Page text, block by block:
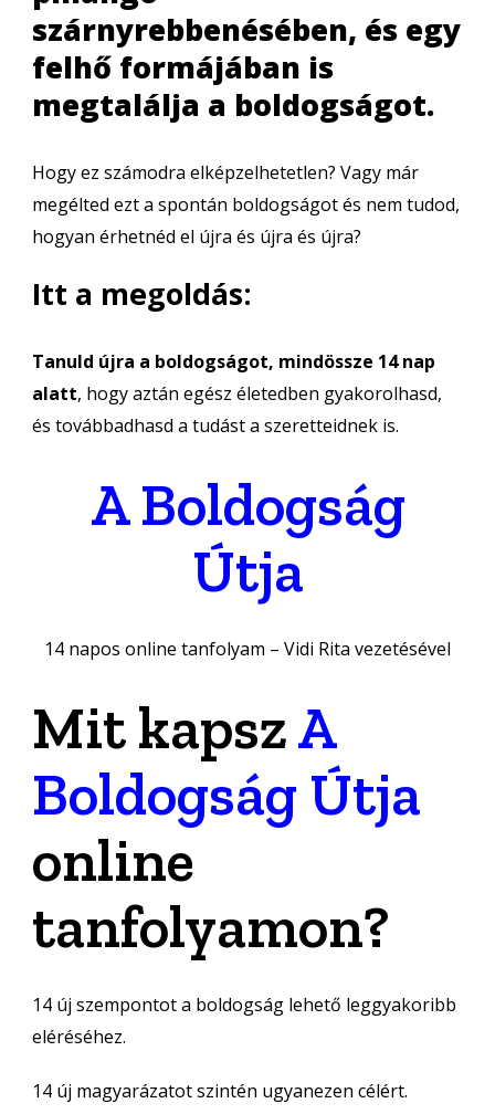
szárnyrebbenésében, és egy
felhő formájában is
megtalálja a boldogságot.
Hogy ez számodra elképzelhetetlen? Vagy már
megélted ezt a spontán boldogságot és nem tudod,
hogyan érhetnéd el újra és újra és újra?
Itt a megoldás:
Tanuld újra a boldogságot, mindössze 14 nap
alatt, hogy aztán egész életedben gyakorolhasd,
és továbbadhasd a tudást a szeretteidnek is.
A Boldogság
Útja
14 napos online tanfolyam – Vidi Rita vezetésével
Mit kapszA
Boldogság Útja
online
tanfolyamon?
14 új szempontot a boldogság lehető leggyakoribb
eléréséhez.
14 új magyarázatot szintén ugyanezen célért.